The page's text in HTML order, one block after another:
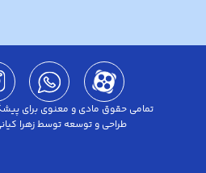
تمامی حقوق مادی و معنوی برای
طراحی و توسعه توسط زهرا کیانی